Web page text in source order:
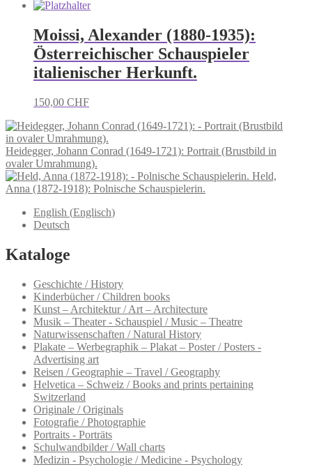
Moissi, Alexander (1880-1935):
Österreichischer Schauspieler
italienischer Herkunft.
150,00 CHF
Heidegger, Johann Conrad (1649-1721): Portrait (Brustbild in
ovaler Umrahmung).
Held,
Anna (1872-1918): Polnische Schauspielerin.
English (Englisch)
Deutsch
Kataloge
Geschichte / History
Kinderbücher / Children books
Kunst – Architektur / Art – Architecture
Musik – Theater - Schauspiel / Music – Theatre
Naturwissenschaften / Natural History
Plakate – Werbegraphik – Plakat – Poster / Posters -
Advertising art
Reisen / Geographie – Travel / Geography
Helvetica – Schweiz / Books and prints pertaining
Switzerland
Originale / Originals
Fotografie / Photographie
Portraits - Porträts
Schulwandbilder / Wall charts
Medizin - Psychologie / Medicine - Psychology